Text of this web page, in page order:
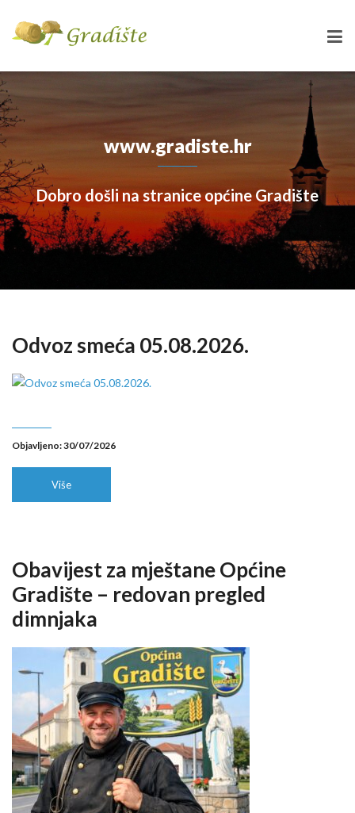
www.gradiste.hr
Dobro došli na stranice općine Gradište
Odvoz smeća 05.08.2026.
Objavljeno: 30/07/2026
Više
Obavijest za mještane Općine
Gradište – redovan pregled
dimnjaka